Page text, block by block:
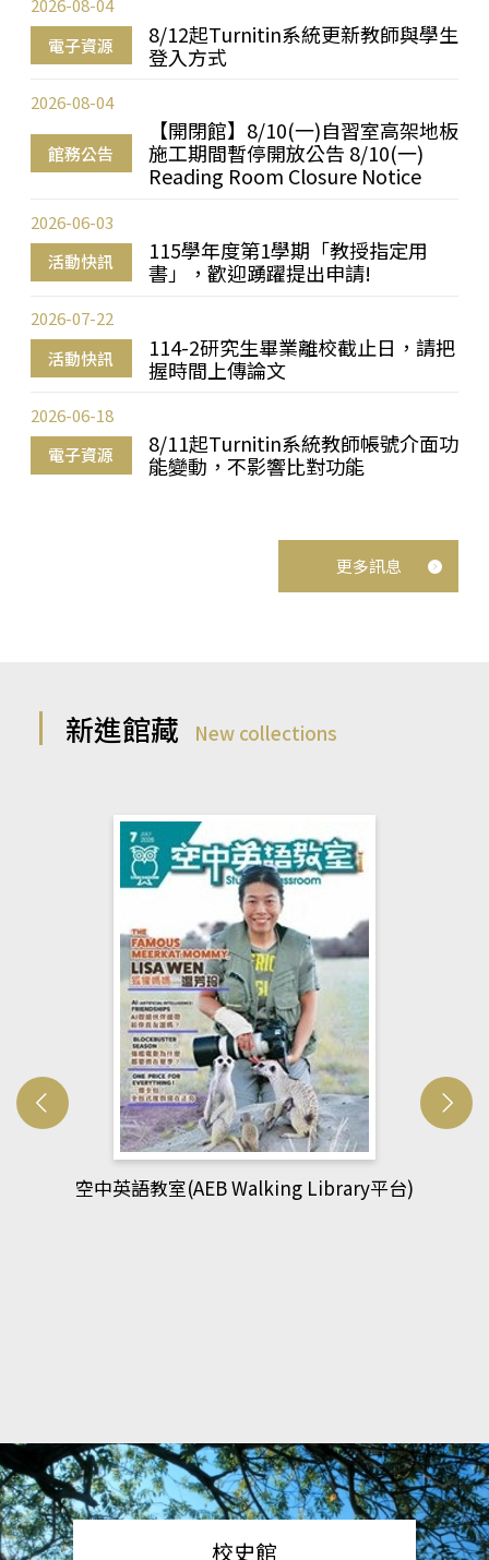
電子資源
8/12起Turnitin系統更新教師與學生
登入方式
2026-08-04
館務公告
【開閉館】8/10(一)自習室高架地板
施工期間暫停開放公告 8/10(一)
Reading Room Closure Notice
2026-08-04
活動快訊
115學年度第1學期「教授指定用
書」，歡迎踴躍提出申請!
2026-06-03
活動快訊
114-2研究生畢業離校截止日，請把
握時間上傳論文
2026-07-22
電子資源
8/11起Turnitin系統教師帳號介面功
能變動，不影響比對功能
2026-06-18
更多訊息
新進館藏 New collections
網管人(kono平台)
校史館